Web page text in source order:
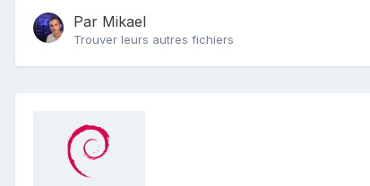
Par Mikael
Trouver leurs autres fichiers